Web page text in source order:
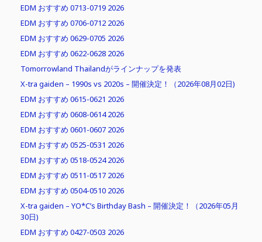
EDM おすすめ 0713-0719 2026
EDM おすすめ 0706-0712 2026
EDM おすすめ 0629-0705 2026
EDM おすすめ 0622-0628 2026
Tomorrowland Thailandがラインナップを発表
X-tra gaiden – 1990s vs 2020s – 開催決定！（2026年08月02日)
EDM おすすめ 0615-0621 2026
EDM おすすめ 0608-0614 2026
EDM おすすめ 0601-0607 2026
EDM おすすめ 0525-0531 2026
EDM おすすめ 0518-0524 2026
EDM おすすめ 0511-0517 2026
EDM おすすめ 0504-0510 2026
X-tra gaiden – YO*C’s Birthday Bash – 開催決定！（2026年05月
30日)
EDM おすすめ 0427-0503 2026